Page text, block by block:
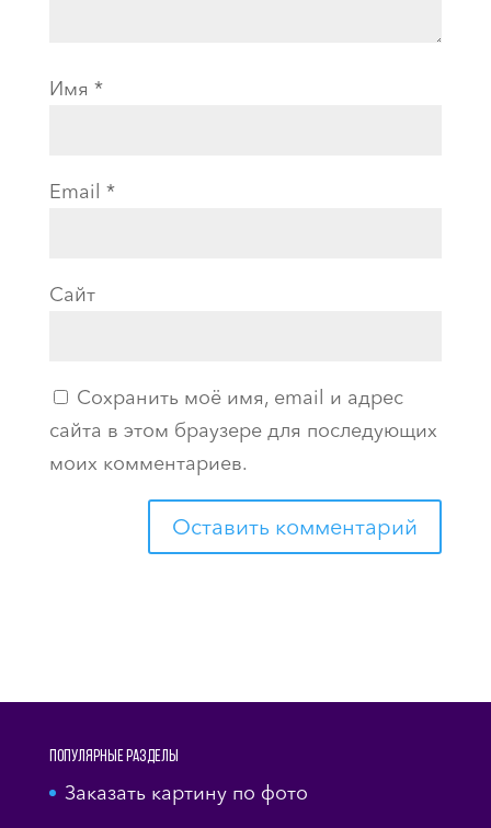
Имя *
Email *
Сайт
Сохранить моё имя, email и адрес
сайта в этом браузере для последующих
моих комментариев.
Популярные разделы
Заказать картину по фото